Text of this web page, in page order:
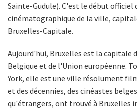
Sainte-Gudule). C'est le début
cinématographique de la ville,
Bruxelles-Capitale.
Aujourd'hui, Bruxelles est la capitale
Belgique et de l'Union européenne.
York, elle est une ville résolument
et des décennies, des cinéastes
qu'étrangers, ont trouvé à Bruxelles